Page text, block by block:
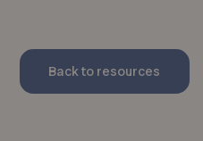
Back to resources